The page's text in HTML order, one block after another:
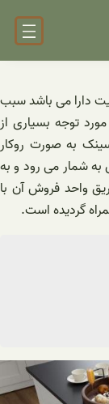
می باشد سبب
بسیاری از
صورت روکار
می‌ رود و به
فروش آن با
است.